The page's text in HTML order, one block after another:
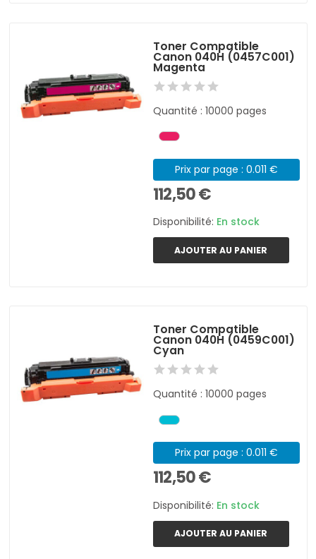
Toner Compatible
Canon 040H (0457C001)
Magenta
Quantité : 10000 pages
Prix par page : 0.011 €
112,50 €
Disponibilité: En stock
AJOUTER AU PANIER
Toner Compatible
Canon 040H (0459C001)
Cyan
Quantité : 10000 pages
Prix par page : 0.011 €
112,50 €
Disponibilité: En stock
AJOUTER AU PANIER